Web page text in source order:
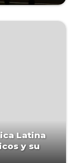
Latina
y su